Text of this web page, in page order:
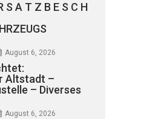
S A T Z B E S C H
August 6, 2026
Altstadt –
– Diverses
August 6, 2026